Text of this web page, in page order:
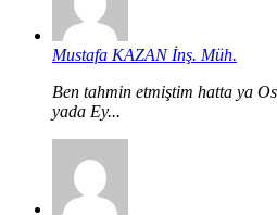
Mustafa KAZAN İnş. Müh.
Ben tahmin etmiştim hatta ya
yada Ey...